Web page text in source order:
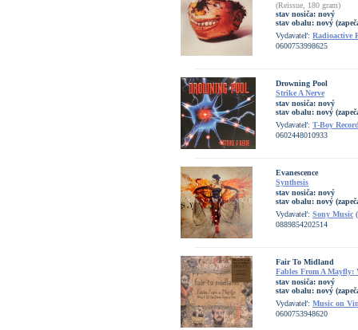
(Reissue, 180 gram)
stav nosiča: nový
stav obalu: nový
Vydavateľ: Radioactive
0600753998625
Drowning Pool
Strike A Nerve
stav nosiča: nový
stav obalu: nový
Vydavateľ: T-Boy
0602448010933
Evanescence
Synthesis
stav nosiča: nový
stav obalu: nový
Vydavateľ: Sony Music
0889854202514
Fair To Midland
Fables From A Mayfly:
stav nosiča: nový
stav obalu: nový
Vydavateľ: Music on
0600753948620